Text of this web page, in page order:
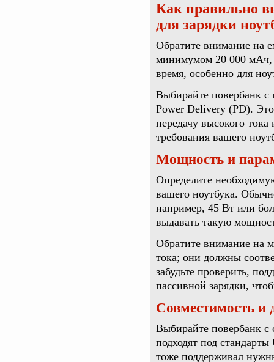
Как правильно
для зарядки
Обратите внимание на
минимумом 20 000 мАч,
время, особенно для
Выбирайте повербанк с
Power Delivery (PD).
передачу высокого
требования вашего
Мощность и
Определите
вашего ноутбука.
например, 45 Вт или
выдавать такую
Обратите внимание на
тока; они должны
забудьте проверить,
пассивной зарядки,
Совместимость и
Выбирайте повербанк
подходят под
тоже поддерживал